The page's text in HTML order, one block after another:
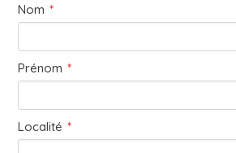
Nom *
Prénom *
Localité *